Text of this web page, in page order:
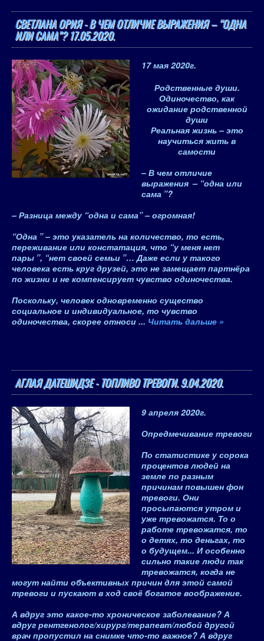
СВЕТЛАНА ОРИЯ - В ЧЕМ ОТЛИЧИЕ ВЫРАЖЕНИЯ – “ОДНА
ИЛИ САМА”? 17.05.2020.
17 мая 2020г.
Родственные души.
Одиночество, как
ожидание родственной
души
Реальная жизнь – это
научиться жить в
самости
– В чем отличие
выражения – “одна или
сама ”?
– Разница между “одна и сама” – огромная!
“Одна ” – это указатель на количество, то есть,
переживание или констатация, что “у меня нет
пары ”, “нет своей семьи ”… Даже если у такого
человека есть круг друзей, это не замещает партнёра
по жизни и не компенсирует чувство одиночества.
Поскольку, человек одновременно существо
социальное и индивидуальное, то чувство
одиночества, скорее относи ... Читать дальше »
АГЛАЯ ДАТЕШИДЗЕ - ТОПЛИВО ТРЕВОГИ. 9.04.2020.
9 апреля 2020г.
Опредмечивание тревоги
По статистике у сорока
процентов людей на
земле по разным
причинам повышен фон
тревоги. Они
просыпаются утром и
уже тревожатся. То о
работе тревожатся, то
о детях, то деньгах, то
о будущем... И особенно
сильно такие люди так
тревожатся, когда не
могут найти объективных причин для этой самой
тревоги и пускают в ход своё богатое воображение.
А вдруг это какое-то хроническое заболевание? А
вдруг рентгенолог/хирург/терапевт/любой другой
врач пропустил на снимке что-то важное? А вдруг